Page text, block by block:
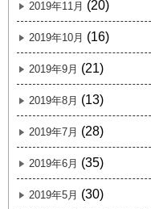
2019年11月 (20)
2019年10月 (16)
2019年9月 (21)
2019年8月 (13)
2019年7月 (28)
2019年6月 (35)
2019年5月 (30)